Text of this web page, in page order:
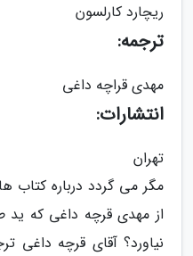
ریچارد کارلسون
ترجمه:
مهدی قراچه داغی
انتشارات:
تهران
مگر می گردد درباره کتاب
از مهدی قرچه داغی که ید
نیاورد؟ آقای قرچه داغی